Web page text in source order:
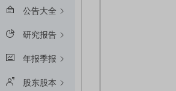
公告大全
研究报告
年报季报
股东股本